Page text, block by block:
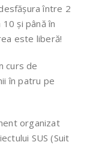
între 2
și până în
este liberă!
curs de
în patru pe
organizat
SUS (Suit